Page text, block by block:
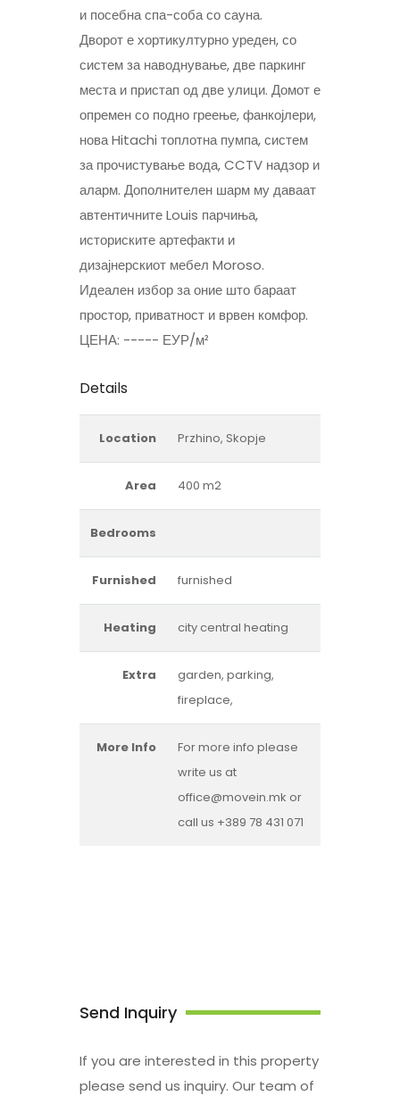
и посебна спа-соба со сауна.
Дворот е хортикултурно уреден, со
систем за наводнување, две паркинг
места и пристап од две улици. Домот е
опремен со подно греење, фанкојлери,
нова Hitachi топлотна пумпа, систем
за прочистување вода, CCTV надзор и
аларм. Дополнителен шарм му даваат
автентичните Louis парчиња,
историските артефакти и
дизајнерскиот мебел Moroso.
Идеален избор за оние што бараат
простор, приватност и врвен комфор.
ЦЕНА: ----- ЕУР/м²
Details
Location Przhino, Skopje
Area 400 m2
Bedrooms
Furnished furnished
Heating city central heating
Extra
garden, parking,
fireplace,
More Info
For more info please
write us at
office@movein.mk or
call us +389 78 431 071
Send Inquiry
If you are interested in this property
please send us inquiry. Our team of